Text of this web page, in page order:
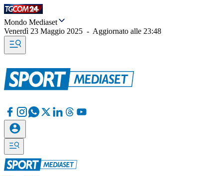
Mondo Mediaset
Venerdì 23 Maggio 2025 - Aggiornato alle 23:48